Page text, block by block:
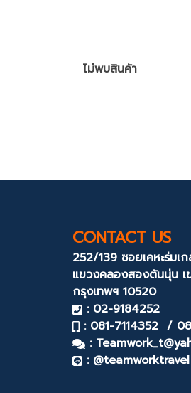
ไม่พบสินค้า
CONTACT US
252/139 ซอยเคหะร่มเ
แขวงคลองสองต้นนุ่น
กรุงเทพฯ 10520
: 02-9184252
: 081-7114352 /
:
: @teamworktravel